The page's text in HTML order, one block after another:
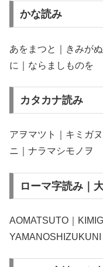
かな読み
あをまつと｜きみが
に｜ならましものを
カタカナ読み
アヲマツト｜キミガ
ニ｜ナラマシモノヲ
ローマ字読み｜
AOMATSUTO｜